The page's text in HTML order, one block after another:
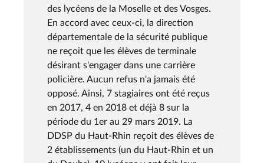
des lycéens de la Moselle et des Vosges.
En accord avec ceux-ci, la direction
départementale de la sécurité publique
ne reçoit que les élèves de terminale
désirant s'engager dans une carrière
policière. Aucun refus n'a jamais été
opposé. Ainsi, 7 stagiaires ont été reçus
en 2017, 4 en 2018 et déjà 8 sur la
période du 1er au 29 mars 2019. La
DDSP du Haut-Rhin reçoit des élèves de
2 établissements (un du Haut-Rhin et un